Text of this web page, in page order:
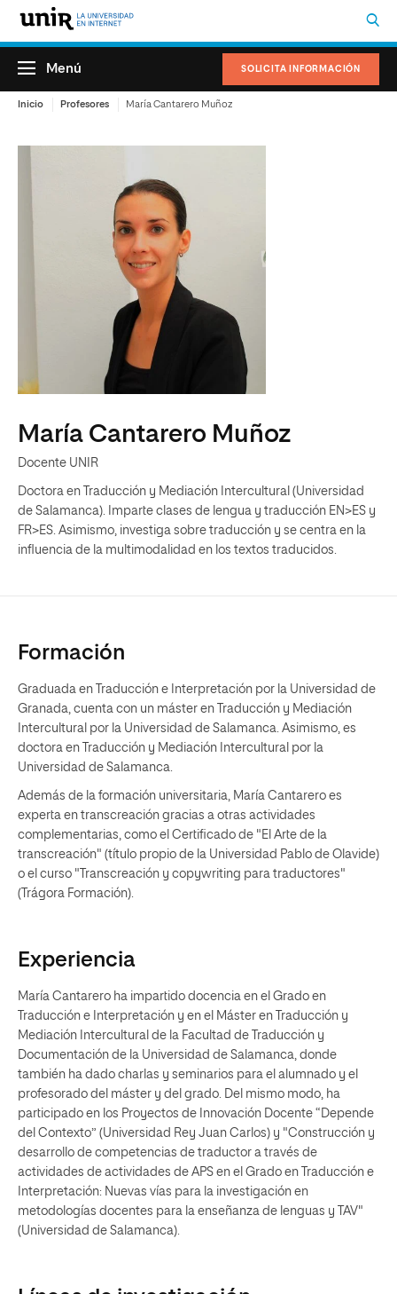
SOLICITA INFORMACIÓN
Menú
Inicio Profesores María Cantarero Muñoz
María Cantarero Muñoz
Docente UNIR
Doctora en Traducción y Mediación Intercultural (Universidad
de Salamanca). Imparte clases de lengua y traducción EN>ES y
FR>ES. Asimismo, investiga sobre traducción y se centra en la
influencia de la multimodalidad en los textos traducidos.
Formación
Graduada en Traducción e Interpretación por la Universidad de
Granada, cuenta con un máster en Traducción y Mediación
Intercultural por la Universidad de Salamanca. Asimismo, es
doctora en Traducción y Mediación Intercultural por la
Universidad de Salamanca.
Además de la formación universitaria, María Cantarero es
experta en transcreación gracias a otras actividades
complementarias, como el Certificado de "El Arte de la
transcreación" (título propio de la Universidad Pablo de Olavide)
o el curso "Transcreación y copywriting para traductores"
(Trágora Formación).
Experiencia
María Cantarero ha impartido docencia en el Grado en
Traducción e Interpretación y en el Máster en Traducción y
Mediación Intercultural de la Facultad de Traducción y
Documentación de la Universidad de Salamanca, donde
también ha dado charlas y seminarios para el alumnado y el
profesorado del máster y del grado. Del mismo modo, ha
participado en los Proyectos de Innovación Docente “Depende
del Contexto” (Universidad Rey Juan Carlos) y "Construcción y
desarrollo de competencias de traductor a través de
actividades de actividades de APS en el Grado en Traducción e
Interpretación: Nuevas vías para la investigación en
metodologías docentes para la enseñanza de lenguas y TAV"
(Universidad de Salamanca).